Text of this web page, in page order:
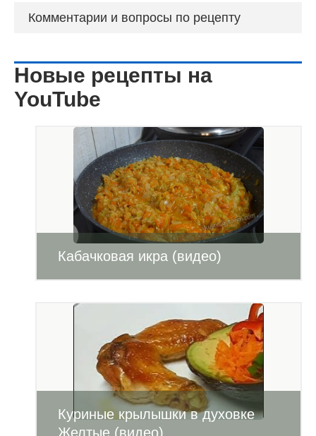
Комментарии и вопросы по рецепту
Новые рецепты на
YouTube
Кабачковая икра (видео)
Куриные крылышки в духовке
Желтые (видео)